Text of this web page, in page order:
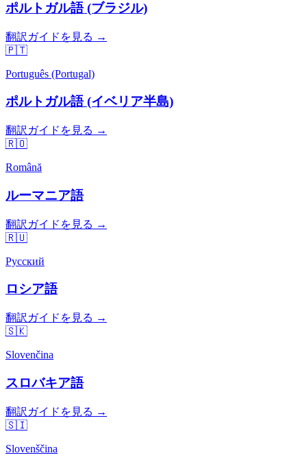
ポルトガル語 (ブラジル)
翻訳ガイドを見る →
🇵🇹
Português (Portugal)
ポルトガル語 (イベリア半島)
翻訳ガイドを見る →
🇷🇴
Română
ルーマニア語
翻訳ガイドを見る →
🇷🇺
Русский
ロシア語
翻訳ガイドを見る →
🇸🇰
Slovenčina
スロバキア語
翻訳ガイドを見る →
🇸🇮
Slovenščina